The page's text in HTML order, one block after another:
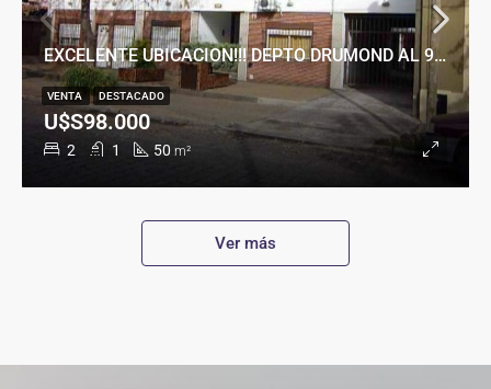
EXCELENTE UBICACION!!! DEPTO DRUMOND AL 900
2 1 50 m²
U$S98.000
VENTA DESTACADO
Ver más